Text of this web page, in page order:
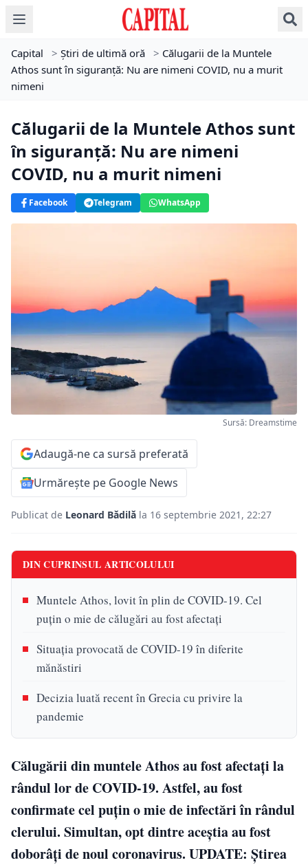
Capital > Știri de ultimă oră > Călugarii de la Muntele
Athos sunt în siguranţă: Nu are nimeni COVID, nu a murit
nimeni
Călugarii de la Muntele Athos sunt
în siguranţă: Nu are nimeni
COVID, nu a murit nimeni
Facebook Telegram WhatsApp
Sursă: Dreamstime
Adaugă-ne ca sursă preferată
Urmărește pe Google News
Publicat de Leonard Bădilă la 16 septembrie 2021, 22:27
DIN CUPRINSUL ARTICOLULUI
Muntele Athos, lovit în plin de COVID-19. Cel
puțin o mie de călugări au fost afectați
Situația provocată de COVID-19 în diferite
mănăstiri
Decizia luată recent în Grecia cu privire la
pandemie
Călugării din muntele Athos au fost afectați la
rândul lor de COVID-19. Astfel, au fost
confirmate cel puțin o mie de infectări în rândul
clerului. Simultan, opt dintre aceștia au fost
doborâți de noul coronavirus. UPDATE: Ştirea